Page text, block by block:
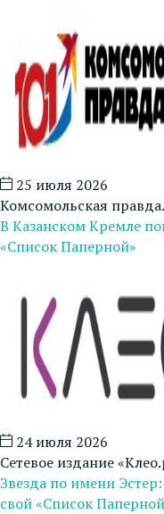
25 июля 2026
Комсомольская
В Казанском Кремле
«Список Паперной»
24 июля 2026
Сетевое издание
Звезда по имени
свой «Список